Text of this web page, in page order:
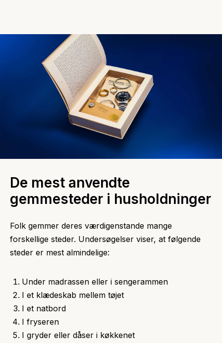
De mest anvendte
gemmesteder i husholdninger
Folk gemmer deres værdigenstande mange
forskellige steder. Undersøgelser viser, at følgende
steder er mest almindelige:
Under madrassen eller i sengerammen
I et klædeskab mellem tøjet
I et natbord
I fryseren
I gryder eller dåser i køkkenet